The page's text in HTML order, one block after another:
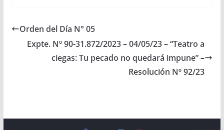
Seguridad
organizado por
personal numerario del
Servicio Penitenciario
Orden del Día N° 05
Expte. Nº 90-31.872/2023 – 04/05/23 – “Teatro a
ciegas: Tu pecado no quedará impune” –
Resolución Nº 92/23